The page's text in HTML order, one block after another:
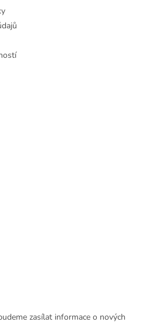
zasílat informace o nových